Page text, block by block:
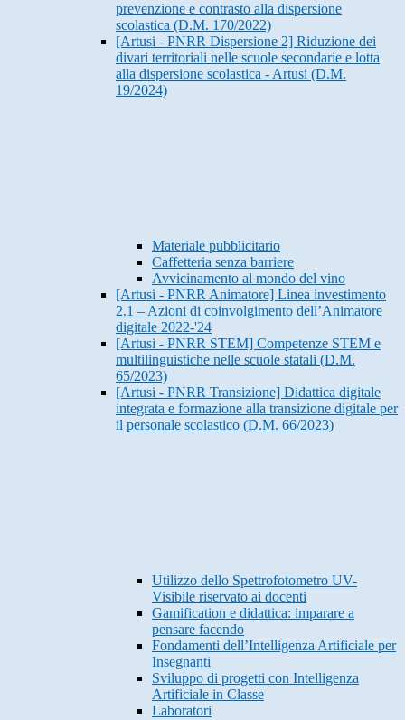
prevenzione e contrasto alla dispersione
scolastica (D.M. 170/2022)
[Artusi - PNRR Dispersione 2] Riduzione dei
divari territoriali nelle scuole secondarie e lotta
alla dispersione scolastica - Artusi (D.M.
19/2024)
Materiale pubblicitario
Caffetteria senza barriere
Avvicinamento al mondo del vino
[Artusi - PNRR Animatore] Linea investimento
2.1 – Azioni di coinvolgimento dell’Animatore
digitale 2022-'24
[Artusi - PNRR STEM] Competenze STEM e
multilinguistiche nelle scuole statali (D.M.
65/2023)
[Artusi - PNRR Transizione] Didattica digitale
integrata e formazione alla transizione digitale per
il personale scolastico (D.M. 66/2023)
Utilizzo dello Spettrofotometro UV-
Visibile riservato ai docenti
Gamification e didattica: imparare a
pensare facendo
Fondamenti dell’Intelligenza Artificiale per
Insegnanti
Sviluppo di progetti con Intelligenza
Artificiale in Classe
Laboratori